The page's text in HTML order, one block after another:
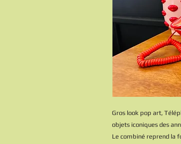
Gros look pop art,
objets iconiques des
Le combiné reprend la